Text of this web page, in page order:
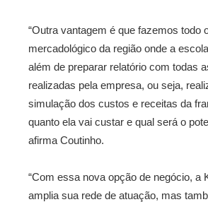
“Outra vantagem é que fazemos todo
mercadológico da região onde a
além de preparar relatório com todas
realizadas pela empresa, ou seja,
simulação dos custos e receitas da
quanto ela vai custar e qual será o
afirma Coutinho.
“Com essa nova opção de negócio, a
amplia sua rede de atuação, mas